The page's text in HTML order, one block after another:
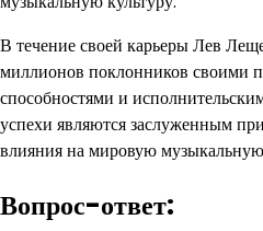
В течение своей карьеры Лев
миллионов поклонников своими
способностями и
успехи являются заслуженным
влияния на мировую
Вопрос-ответ: